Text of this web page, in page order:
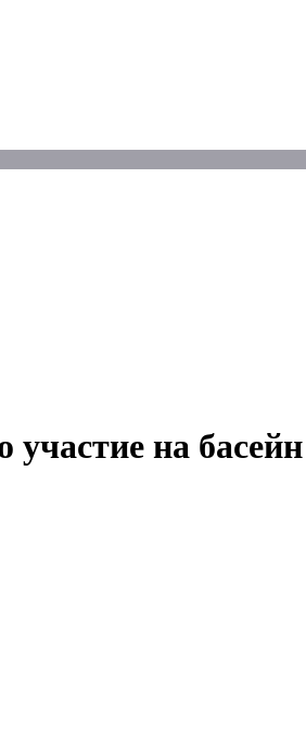
на басейн